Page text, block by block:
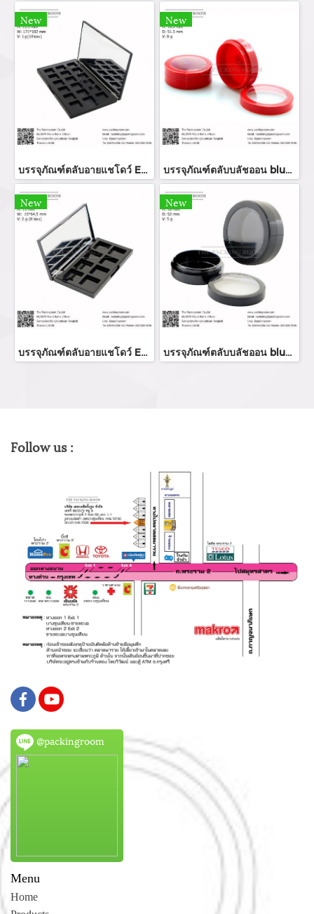
New
บรรจุภัณฑ์ตลับอายแชโดว์ Eyeshadow package บรรจุภัณฑ์เครื่องสำอาง
New
บรรจุภัณฑ์ตลับบลัชออน blush on packaging ร้านขายบรรจุภัณฑ์ จำหน่ายบรรจุภัณฑ์เครื่องสำอางทุกประเภท
New
บรรจุภัณฑ์ตลับอายแชโดว์ Eyeshadow package บรรจุภัณฑ์เครื่องสำอาง
New
บรรจุภัณฑ์ตลับบลัชออน blush on packaging ร้านขายบรรจุภัณฑ์ จำหน่ายบรรจุภัณฑ์เครื่องสำอางทุกประเภท
Follow us :
@packingroom
Menu
Home